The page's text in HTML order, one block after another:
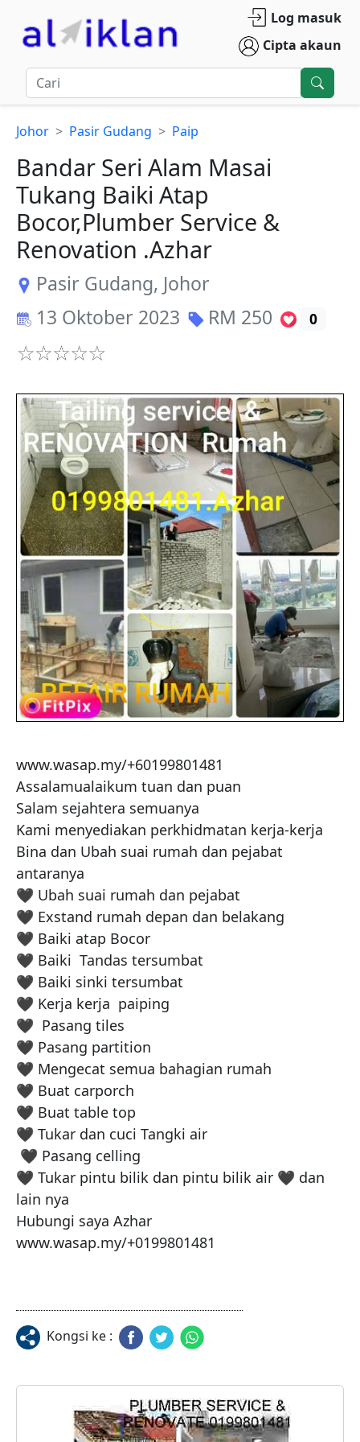
Log masuk
Cipta akaun
Johor Pasir Gudang Paip
Bandar Seri Alam Masai
Tukang Baiki Atap
Bocor,Plumber Service &
Renovation .Azhar
Pasir Gudang, Johor
13 Oktober 2023
RM 250 0
www.wasap.my/+60199801481
Assalamualaikum tuan dan puan
Salam sejahtera semuanya
Kami menyediakan perkhidmatan kerja-kerja
Bina dan Ubah suai rumah dan pejabat
antaranya
🖤 Ubah suai rumah dan pejabat
🖤 Exstand rumah depan dan belakang
🖤 Baiki atap Bocor
🖤 Baiki  Tandas tersumbat
🖤 Baiki sinki tersumbat
🖤 Kerja kerja  paiping
🖤  Pasang tiles
🖤 Pasang partition
🖤 Mengecat semua bahagian rumah
🖤 Buat carporch
🖤 Buat table top
🖤 Tukar dan cuci Tangki air
🖤 Tukar pintu bilik dan pintu bilik air 🖤 dan
lain nya
Hubungi saya Azhar
www.wasap.my/+0199801481
Kongsi ke :